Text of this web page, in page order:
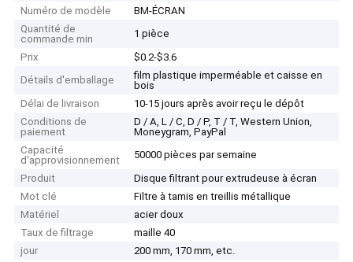
Numéro de modèle
BM-ÉCRAN
Quantité de
commande min
1 pièce
Prix
$0.2-$3.6
Détails d'emballage
film plastique imperméable et caisse en
bois
Délai de livraison
10-15 jours après avoir reçu le dépôt
Conditions de
paiement
D / A, L / C, D / P, T / T, Western Union,
Moneygram, PayPal
Capacité
d'approvisionnement
50000 pièces par semaine
Produit
Disque filtrant pour extrudeuse à écran
Mot clé
Filtre à tamis en treillis métallique
Matériel
acier doux
Taux de filtrage
maille 40
jour
200 mm, 170 mm, etc.